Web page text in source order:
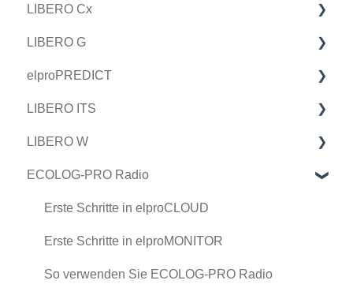
LIBERO Cx
Erste Schritte
So verwenden Sie LIBERO Cx
FAQs
Technische Spezifikationen
LIBERO G
Erste Schritte
So verwenden Sie LIBERO G
FAQs
Technische Spezifikationen
elproPREDICT
So verwenden Sie elproPREDICT
LIBERO ITS
Erste Schritte
So verwenden Sie LIBERO ITS
FAQs
Technische Spezifikationen
LIBERO W
So verwenden Sie LIBERO W
FAQs
Technische Spezifikationen
ECOLOG-PRO Radio
Erste Schritte in elproCLOUD
Erste Schritte in elproMONITOR
So verwenden Sie ECOLOG-PRO Radio